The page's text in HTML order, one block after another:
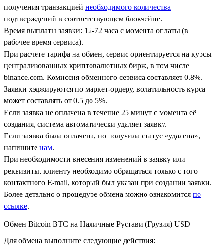
получения транзакцией необходимого количества
подтверждений в соответствующем блокчейне.
Время выплаты заявки: 12-72 часа с момента оплаты (в
рабочее время сервиса).
При расчете тарифа на обмен, сервис ориентируется на курсы
централизованных криптовалютных бирж, в том числе
binance.com. Комиссия обменного сервиса составляет 0.8%.
Заявки хэджируются по маркет-ордеру, волатильность курса
может составлять от 0.5 до 5%.
Если заявка не оплачена в течение 25 минут с момента её
создания, система автоматически удаляет заявку.
Если заявка была оплачена, но получила статус «удалена»,
напишите нам.
При необходимости внесения изменений в заявку или
реквизиты, клиенту необходимо обращаться только с того
контактного Е-mail, который был указан при создании заявки.
Более детально о процедуре обмена можно ознакомится по
ссылке.
Обмен Bitcoin BTC на Наличные Рустави (Грузия) USD
Для обмена выполните следующие действия: